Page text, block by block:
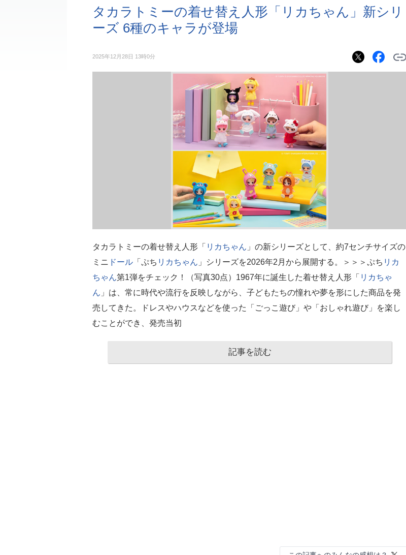
タカラトミーの着せ替え人形「リカちゃん」新シリ
ーズ 6種のキャラが登場
2025年12月28日 13時0分
タカラトミーの着せ替え人形「 リカちゃん 」の新シリーズとして、約7センチサイズの
ミニ ドール 「ぷち リカちゃん 」シリーズを2026年2月から展開する。＞＞＞ぷち リカ
ちゃん第1弾をチェック！（写真30点）1967年に誕生した着せ替え人形「 リカちゃ
ん 」は、常に時代や流行を反映しながら、子どもたちの憧れや夢を形にした商品を発
売してきた。ドレスやハウスなどを使った「ごっこ遊び」や「おしゃれ遊び」を楽し
むことができ、発売当初
記事を読む